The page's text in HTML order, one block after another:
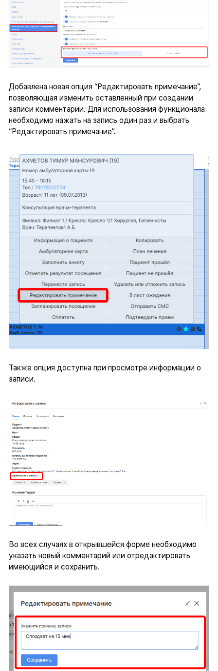
Добавлена новая опция “Редактировать примечание”,
позволяющая изменить оставленный при создании
записи комментарии. Для использования функционала
необходимо нажать на запись один раз и выбрать
“Редактировать примечание”.
Также опция доступна при просмотре информации о
записи.
Во всех случаях в открывшейся форме необходимо
указать новый комментарий или отредактировать
имеющийся и сохранить.